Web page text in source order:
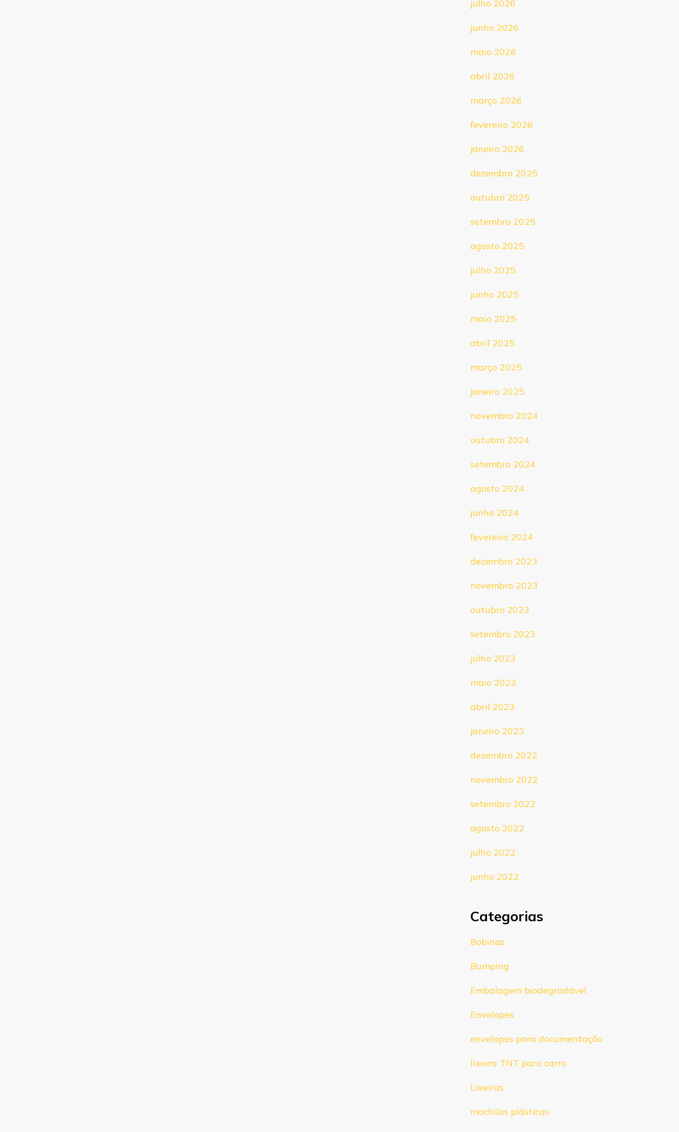
julho 2026
junho 2026
maio 2026
abril 2026
março 2026
fevereiro 2026
janeiro 2026
dezembro 2025
outubro 2025
setembro 2025
agosto 2025
julho 2025
junho 2025
maio 2025
abril 2025
março 2025
janeiro 2025
novembro 2024
outubro 2024
setembro 2024
agosto 2024
junho 2024
fevereiro 2024
dezembro 2023
novembro 2023
outubro 2023
setembro 2023
julho 2023
maio 2023
abril 2023
janeiro 2023
dezembro 2022
novembro 2022
setembro 2022
agosto 2022
julho 2022
junho 2022
Categorias
Bobinas
Bumping
Embalagem biodegradável
Envelopes
envelopes para documentação
lixeira TNT para carro
Lixeiras
mochilas plásticas